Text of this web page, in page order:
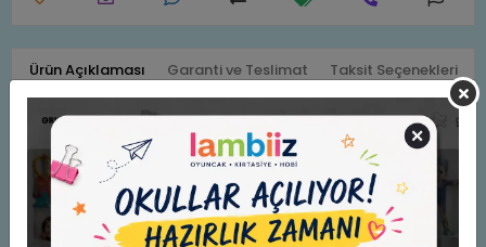
Ürün Açıklaması Garanti ve Teslimat Taksit Seçenekleri
Yorumlar
Uni-ball Signo Refills 1.0 Kalem Yedek Uç Mavi (UM-153)
(Adet)